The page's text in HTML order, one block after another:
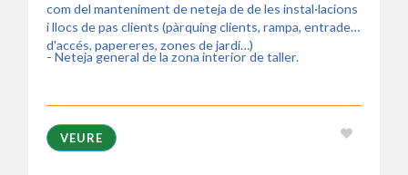
com del manteniment de neteja de de les instal·lacions
i llocs de pas clients (pàrquing clients, rampa, entrades
d'accés, papereres, zones de jardí…)
- Neteja general de la zona interior de taller.
VEURE